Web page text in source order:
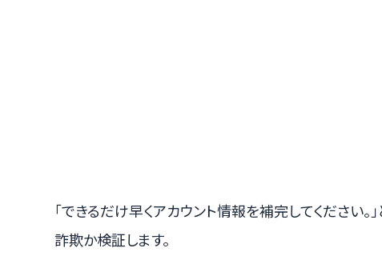
「できるだけ早くアカウント情報を補完してください
詐欺か検証します。